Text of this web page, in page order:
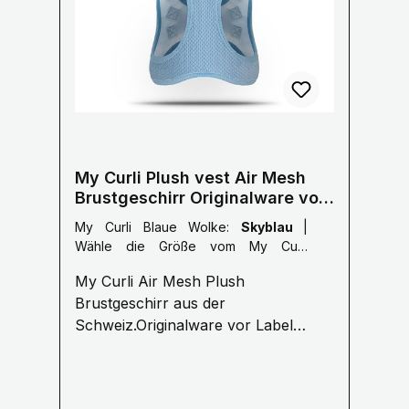
My Curli Plush vest Air Mesh
Brustgeschirr Originalware vor
Labelumstellung
My Curli Blaue Wolke: Skyblau
Wähle die Größe vom My Curli
Brustumfang
My Curli Air Mesh Plush
Brustgeschirr aus der
Schweiz.Originalware vor Label